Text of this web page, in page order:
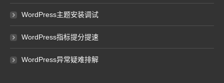
WordPress主题安装调试
WordPress指标提分提速
WordPress异常疑难排解